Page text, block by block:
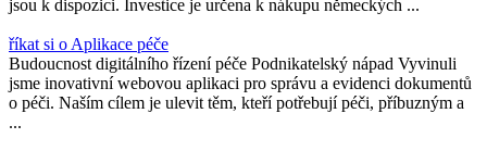
jsou k dispozici. Investice je určena k nákupu německých ...
říkat si o Aplikace péče
Budoucnost digitálního řízení péče Podnikatelský nápad Vyvinuli
jsme inovativní webovou aplikaci pro správu a evidenci dokumentů
o péči. Naším cílem je ulevit těm, kteří potřebují péči, příbuzným a
...